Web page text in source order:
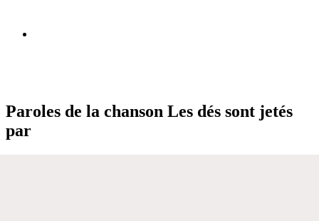
Paroles de la chanson Les dés sont jetés
par